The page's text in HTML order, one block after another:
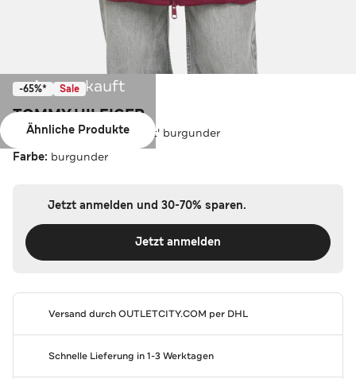
Ausverkauft
Ähnliche Produkte
-65%* Sale
TOMMY HILFIGER
Daunenjacke 'Casual Coat' burgunder
Farbe: burgunder
Jetzt anmelden und 30-70% sparen.
Jetzt anmelden
Versand durchOUTLETCITY.COM per DHL
Schnelle Lieferung in 1-3 Werktagen